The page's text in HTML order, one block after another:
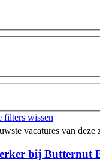
filters wissen
vacatures van deze
bij Butternut